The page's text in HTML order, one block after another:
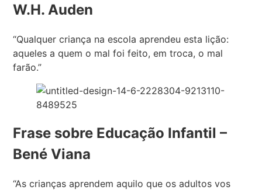
W.H. Auden
“Qualquer criança na escola aprendeu esta lição:
aqueles a quem o mal foi feito, em troca, o mal
farão.”
Frase sobre Educação Infantil –
Bené Viana
“As crianças aprendem aquilo que os adultos vos